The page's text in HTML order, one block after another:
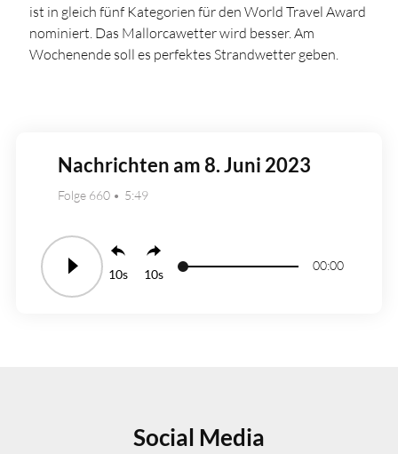
ist in gleich fünf Kategorien für den World Travel Award
nominiert. Das Mallorcawetter wird besser. Am
Wochenende soll es perfektes Strandwetter geben.
Nachrichten am 8. Juni 2023
Folge 660 5:49
10 10
00:00
Social Media